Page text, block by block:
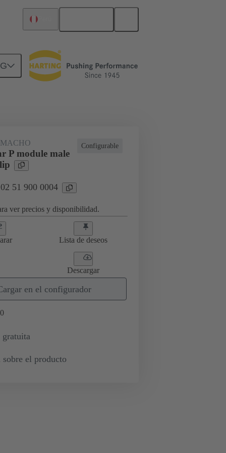
Productos
Configurable
P module male
51 900 0004
ver precios y disponibilidad.
Lista de deseos
Descargar
en el configurador
0
gratuita
sobre el producto